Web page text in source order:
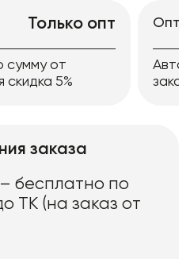
Только опт
сумму от
5%
заказа
– бесплатно по
ТК (на заказ от